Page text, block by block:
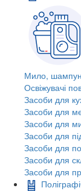
Мило,
Освіжувачі
Засоби для
Засоби для
Засоби для
Засоби для
Засоби для
Засоби для
Засоби для